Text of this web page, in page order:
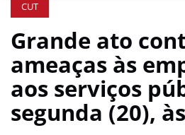
CUT
Grande ato
ameaças às
aos serviços
segunda (20),